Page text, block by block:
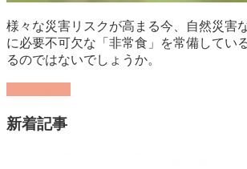
様々な災害リスクが高まる今、自然災害
に必要不可欠な「非常食」を常備してい
るのではないでしょうか。
新着記事